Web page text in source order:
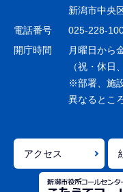
シ
ョ
で
新潟市中央
電話番号
025-228-
開庁時間
月曜日から
（祝・休日
※部署、施
異なるとこ
アクセス